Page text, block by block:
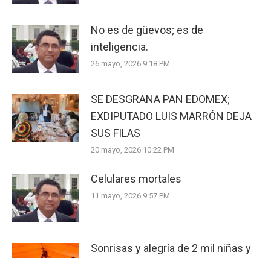
No es de güevos; es de
inteligencia.
26 mayo, 2026 9:18 PM
SE DESGRANA PAN EDOMEX;
EXDIPUTADO LUIS MARRÓN DEJA
SUS FILAS
20 mayo, 2026 10:22 PM
Celulares mortales
11 mayo, 2026 9:57 PM
Sonrisas y alegría de 2 mil niñas y